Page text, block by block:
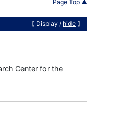
Page Top ▲
【 Display / hide 】
Center for the